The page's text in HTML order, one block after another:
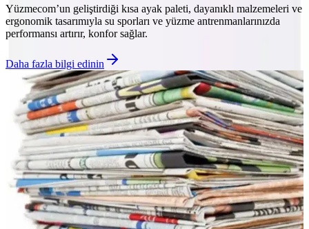
Yüzmecom’un geliştirdiği kısa ayak paleti, dayanıklı malzemeleri ve
ergonomik tasarımıyla su sporları ve yüzme antrenmanlarınızda
performansı artırır, konfor sağlar.
Daha fazla bilgi edinin